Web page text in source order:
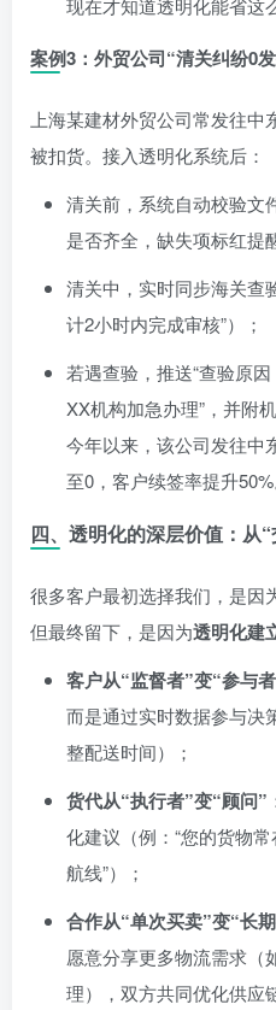
现在才知道透明化能省这
案例3：外贸公司“清关纠纷0
上海某建材外贸公司常发往中
被扣货。接入透明化系统后：
清关前，系统自动校验文
是否齐全，缺失项标红提
清关中，实时同步海关查
计2小时内完成审核”）；
若遇查验，推送“查验原
XX机构加急办理”，并附
今年以来，该公司发往中
至0，客户续签率提升50%
四、透明化的深层价值：从
很多客户最初选择我们，是因
但最终留下，是因为透明化建
客户从“监督者”变“参与
而是通过实时数据参与决
整配送时间）；
货代从“执行者”变“顾问”
化建议（例：“您的货物
航线”）；
合作从“单次买卖”变“长
愿意分享更多物流需求（
理），双方共同优化供应